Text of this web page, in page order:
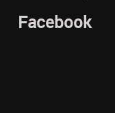
Facebook